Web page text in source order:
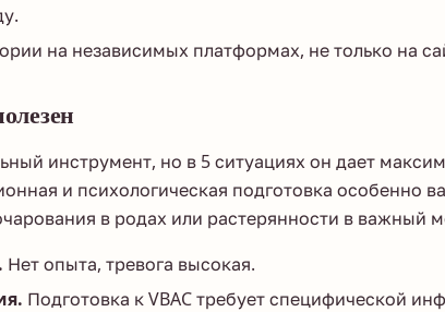
на независимых платформах, не только на
инструмент, но в 5 ситуациях он дает
и психологическая подготовка особенно
в родах или растерянности в важный
Нет опыта, тревога высокая.
Подготовка к VBAC требует специфической